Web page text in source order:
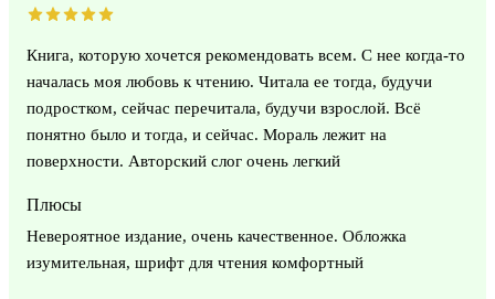
Книга, которую хочется рекомендовать всем. С нее когда-то
началась моя любовь к чтению. Читала ее тогда, будучи
подростком, сейчас перечитала, будучи взрослой. Всё
понятно было и тогда, и сейчас. Мораль лежит на
поверхности. Авторский слог очень легкий
Плюсы
Невероятное издание, очень качественное. Обложка
изумительная, шрифт для чтения комфортный